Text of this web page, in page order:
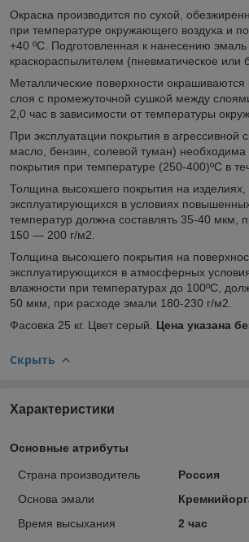
Окраска производится по сухой,
при температуре окружающего воздуха и
+40 ºС. Подготовленная к нанесению эмаль
краскораспылителем (пневматическое или
Металлические поверхности окрашиваются
слоя с промежуточной сушкой между
2,0 час в зависимости от температуры
При эксплуатации покрытия в агрессивной
масло, бензин, солевой туман) необходима
покрытия при температуре (250-400)ºС в
Толщина высохшего покрытия на изделиях,
эксплуатирующихся в условиях
температур должна составлять 35-40 мкм,
150 — 200 г/м2.
Толщина высохшего покрытия на
эксплуатирующихся в атмосферных
влажности при температурах до 100ºС,
50 мкм, при расходе эмали 180-230 г/м2.
Фасовка 25 кг. Цвет серый. Цена указана
Скрыть
Характеристики
Основные атрибуты
Страна производитель
Россия
Основа эмали
Время высыхания
2 час